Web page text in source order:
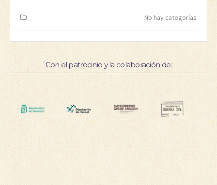
No hay categorías
Con el patrocinio y la colaboración de: